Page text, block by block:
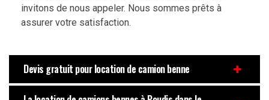
invitons de nous appeler. Nous sommes prêts à
assurer votre satisfaction.
Devis gratuit pour location de camion benne